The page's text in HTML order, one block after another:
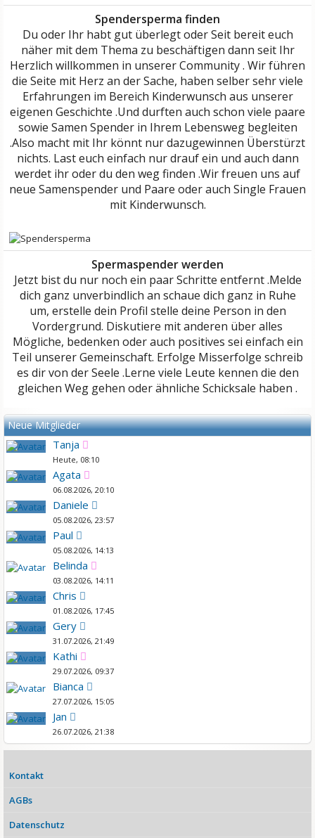
Spendersperma finden
Du oder Ihr habt gut überlegt oder Seit bereit euch
näher mit dem Thema zu beschäftigen dann seit Ihr
Herzlich willkommen in unserer Community . Wir führen
die Seite mit Herz an der Sache, haben selber sehr viele
Erfahrungen im Bereich Kinderwunsch aus unserer
eigenen Geschichte .Und durften auch schon viele paare
sowie Samen Spender in Ihrem Lebensweg begleiten
.Also macht mit Ihr könnt nur dazugewinnen Überstürzt
nichts. Last euch einfach nur drauf ein und auch dann
werdet ihr oder du den weg finden .Wir freuen uns auf
neue Samenspender und Paare oder auch Single Frauen
mit Kinderwunsch.
Spermaspender werden
Jetzt bist du nur noch ein paar Schritte entfernt .Melde
dich ganz unverbindlich an schaue dich ganz in Ruhe
um, erstelle dein Profil stelle deine Person in den
Vordergrund. Diskutiere mit anderen über alles
Mögliche, bedenken oder auch positives sei einfach ein
Teil unserer Gemeinschaft. Erfolge Misserfolge schreib
es dir von der Seele .Lerne viele Leute kennen die den
gleichen Weg gehen oder ähnliche Schicksale haben .
Neue Mitglieder
Tanja
Heute, 08:10
Agata
06.08.2026, 20:10
Daniele
05.08.2026, 23:57
Paul
05.08.2026, 14:13
Belinda
03.08.2026, 14:11
Chris
01.08.2026, 17:45
Gery
31.07.2026, 21:49
Kathi
29.07.2026, 09:37
Bianca
27.07.2026, 15:05
Jan
26.07.2026, 21:38
Kontakt
AGBs
Datenschutz